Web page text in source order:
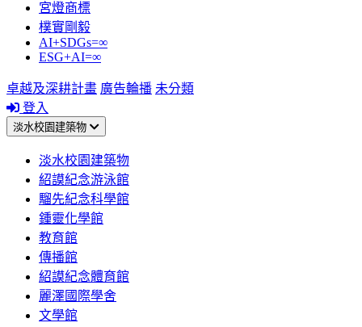
宮燈商標
樸實剛毅
AI+SDGs=∞
ESG+AI=∞
卓越及深耕計畫 廣告輪播 未分類
登入
淡水校園建築物
淡水校園建築物
紹謨紀念游泳館
騮先紀念科學館
鍾靈化學館
教育館
傳播館
紹謨紀念體育館
麗澤國際學舍
文學館